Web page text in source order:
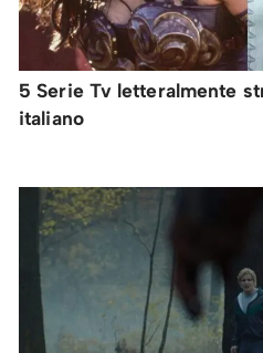
5 Serie Tv letteralmente
italiano